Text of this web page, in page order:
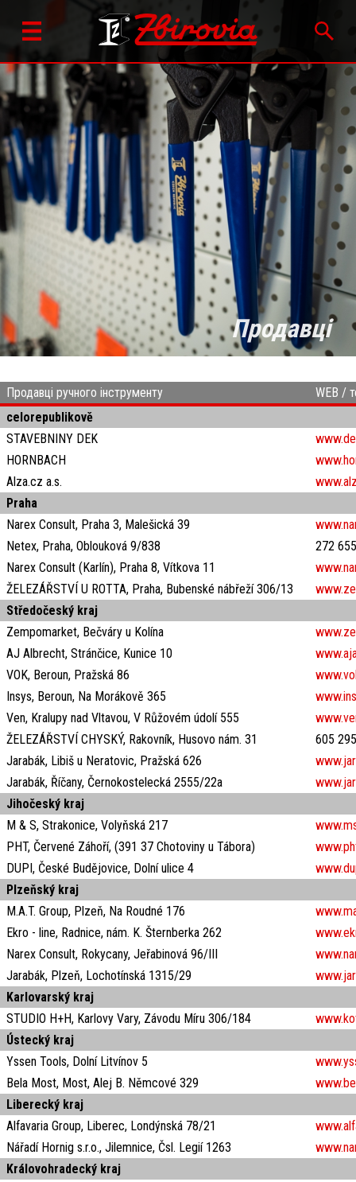
Продавці
Продавці ручного інструменту
WEB /
celorepublikově
STAVEBNINY DEK
HORNBACH
Alza.cz a.s.
Praha
Narex Consult, Praha 3, Malešická 39
Netex, Praha, Oblouková 9/838
272
Narex Consult (Karlín), Praha 8, Vítkova 11
ŽELEZÁŘSTVÍ U ROTTA, Praha, Bubenské nábřeží 306/13
Středočeský kraj
Zempomarket, Bečváry u Kolína
AJ Albrecht, Stránčice, Kunice 10
VOK, Beroun, Pražská 86
Insys, Beroun, Na Morákově 365
Ven, Kralupy nad Vltavou, V Růžovém údolí 555
ŽELEZÁŘSTVÍ CHYSKÝ, Rakovník, Husovo nám. 31
605
Jarabák, Libiš u Neratovic, Pražská 626
Jarabák, Říčany, Černokostelecká 2555/22a
Jihočeský kraj
M & S, Strakonice, Volyňská 217
PHT, Červené Záhoří, (391 37 Chotoviny u Tábora)
DUPI, České Budějovice, Dolní ulice 4
Plzeňský kraj
M.A.T. Group, Plzeň, Na Roudné 176
Ekro - line, Radnice, nám. K. Šternberka 262
Narex Consult, Rokycany, Jeřabinová 96/III
Jarabák, Plzeň, Lochotínská 1315/29
Karlovarský kraj
STUDIO H+H, Karlovy Vary, Závodu Míru 306/184
Ústecký kraj
Yssen Tools, Dolní Litvínov 5
Bela Most, Most, Alej B. Němcové 329
Liberecký kraj
Alfavaria Group, Liberec, Londýnská 78/21
Nářadí Hornig s.r.o., Jilemnice, Čsl. Legií 1263
Královohradecký kraj